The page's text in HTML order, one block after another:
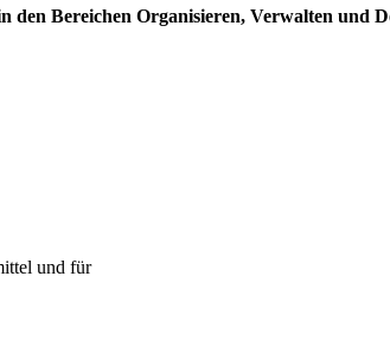
Bereichen Organisieren, Verwalten und
und für